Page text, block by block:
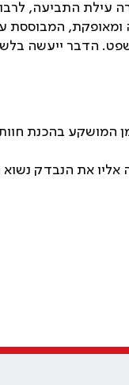
עילת התביעה,
ומאופקת,
הדבר ייעשה
המושקע בהכנת
את הנבדק